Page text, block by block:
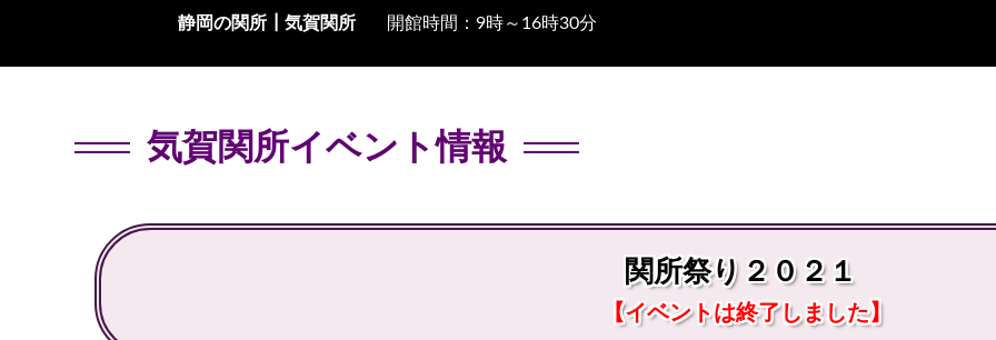
静岡の関所┃ 気賀関所 開館時間：9時～16時30分
気賀関所イベント情報
関所祭り２０２１
【イベントは終了しました】